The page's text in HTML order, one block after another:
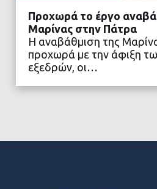
ΔΙΑΒΑΣΤΕ
Προχωρά το έργο
Μαρίνας στην Πάτρα
Η αναβάθμιση της
προχωρά με την άφιξη
εξεδρών, οι…